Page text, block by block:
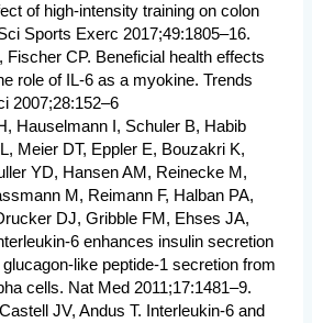
of high-intensity training on colon
Sports Exerc 2017;49:1805–16.
Fischer CP. Beneficial health effects
role of IL-6 as a myokine. Trends
2007;28:152–6
Hauselmann I, Schuler B, Habib
Meier DT, Eppler E, Bouzakri K,
YD, Hansen AM, Reinecke M,
M, Reimann F, Halban PA,
DJ, Gribble FM, Ehses JA,
6 enhances insulin secretion
like peptide-1 secretion from
cells. Nat Med 2011;17:1481–9.
JV, Andus T. Interleukin-6 and